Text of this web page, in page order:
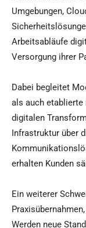
Umgebungen,
Arbeitsabläufe
Versorgung ihrer
Dabei begleitet
als auch etablierte
digitalen
Infrastruktur über
erhalten Kunden
Ein weiterer
Werden neue